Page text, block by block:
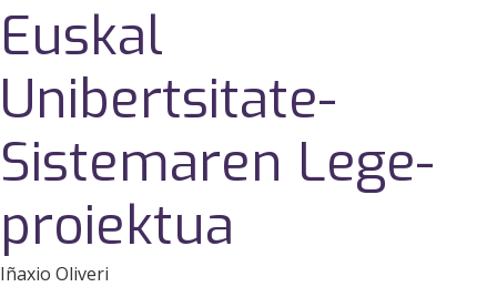
Euskal
Unibertsitate-
Sistemaren Lege-
proiektua
Iñaxio Oliveri